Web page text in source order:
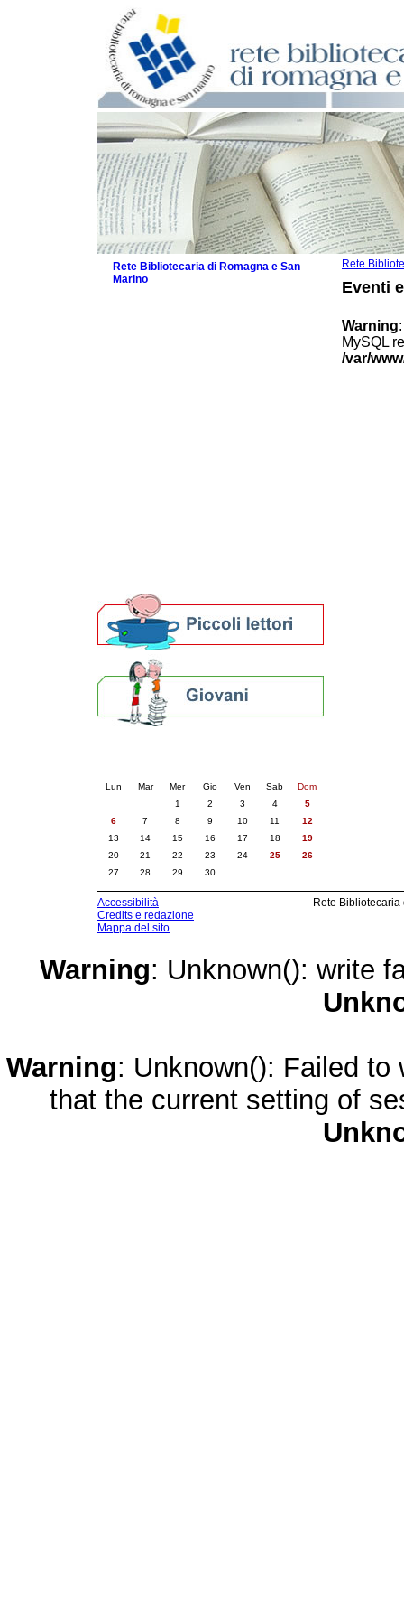
Rete
Eventi
Warning
MySQL
/var/
Rete Bibliotecaria di Romagna e San
Marino
Lun Mar Mer Gio Ven Sab
Dom
1
2 3 4
5
6
7 8 9 10 11
12
13
14 15 16 17 18
19
20
21 22 23 24 25
26
27
28 29 30
Accessibilità
Credits e redazione
Mappa del sito
Rete
Warning: Unknown(): write
Warning: Unknown(): Failed
that the current setting of